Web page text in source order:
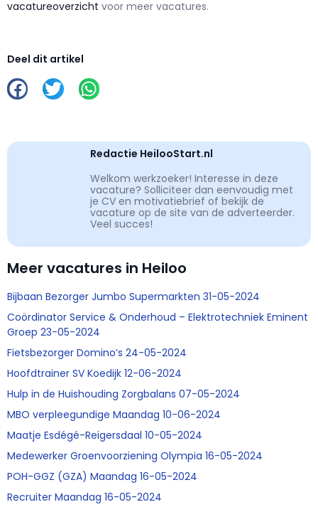
vacatureoverzicht voor meer vacatures.
Deel dit artikel
Redactie HeilooStart.nl
Welkom werkzoeker! Interesse in deze
vacature? Solliciteer dan eenvoudig met
je CV en motivatiebrief of bekijk de
vacature op de site van de adverteerder.
Veel succes!
Meer vacatures in Heiloo
Bijbaan Bezorger Jumbo Supermarkten 31-05-2024
Coördinator Service & Onderhoud – Elektrotechniek Eminent
Groep 23-05-2024
Fietsbezorger Domino’s 24-05-2024
Hoofdtrainer SV Koedijk 12-06-2024
Hulp in de Huishouding Zorgbalans 07-05-2024
MBO verpleegundige Maandag 10-06-2024
Maatje Esdégé-Reigersdaal 10-05-2024
Medewerker Groenvoorziening Olympia 16-05-2024
POH-GGZ (GZA) Maandag 16-05-2024
Recruiter Maandag 16-05-2024